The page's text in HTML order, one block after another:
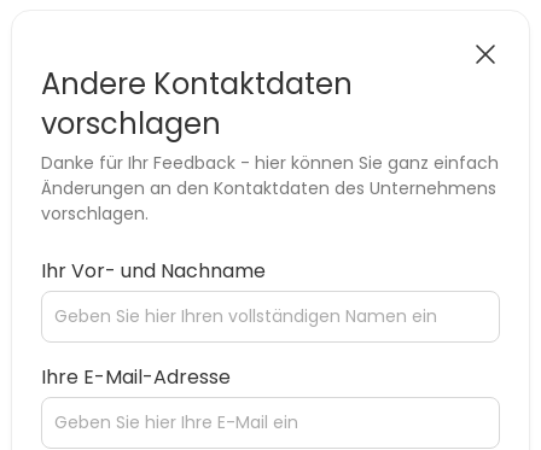
Andere Kontaktdaten
vorschlagen
Danke für Ihr Feedback - hier können Sie ganz einfach
Änderungen an den Kontaktdaten des Unternehmens
vorschlagen.
Ihr Vor- und Nachname
Ihre E-Mail-Adresse